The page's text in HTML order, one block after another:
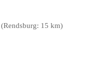
(Rendsburg: 15 km)